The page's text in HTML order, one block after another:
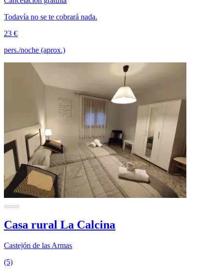
Todavía no se te cobrará nada.
23 €
pers./noche (aprox.)
Casa rural La Calcina
Castejón de las Armas
(5)